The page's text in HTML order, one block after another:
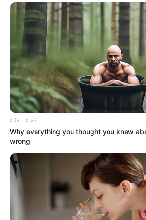
Iván
orden de
Mechas'
Petro
una
vista
Vida útil
del
Ojo con
CTA LOVE
Why everything you thought you knew
wrong